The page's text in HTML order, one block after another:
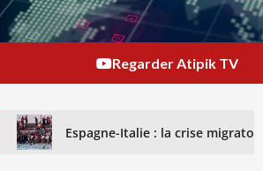
Regarder Atipik TV
Espagne-Italie : la crise